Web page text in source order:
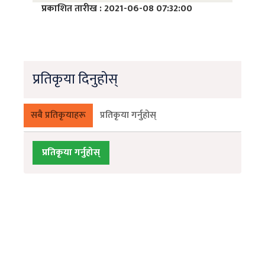
प्रकाशित तारीख : 2021-06-08 07:32:00
प्रतिकृया दिनुहोस्
सबै प्रतिकृयाहरू प्रतिकृया गर्नुहोस्
प्रतिकृया गर्नुहोस्